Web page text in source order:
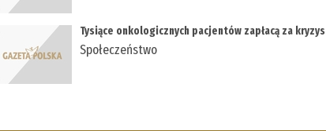
Tysiące onkologicznych pacjentów zapłacą za kryzys
Społeczeństwo